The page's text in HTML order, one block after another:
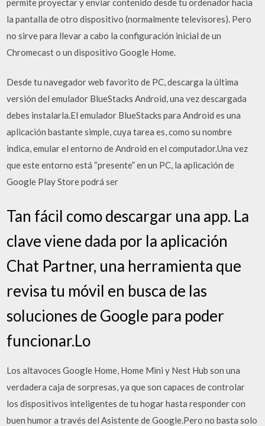
la pantalla de otro dispositivo (normalmente televisores). Pero
no sirve para llevar a cabo la configuración inicial de un
Chromecast o un dispositivo Google Home.
Desde tu navegador web favorito de PC, descarga la última
versión del emulador BlueStacks Android, una vez descargada
debes instalarla.El emulador BlueStacks para Android es una
aplicación bastante simple, cuya tarea es, como su nombre
indica, emular el entorno de Android en el computador.Una vez
que este entorno está “presente” en un PC, la aplicación de
Google Play Store podrá ser
Tan fácil como descargar una app. La
clave viene dada por la aplicación
Chat Partner, una herramienta que
revisa tu móvil en busca de las
soluciones de Google para poder
funcionar.Lo
Los altavoces Google Home, Home Mini y Nest Hub son una
verdadera caja de sorpresas, ya que son capaces de controlar
los dispositivos inteligentes de tu hogar hasta responder con
buen humor a través del Asistente de Google.Pero no basta solo